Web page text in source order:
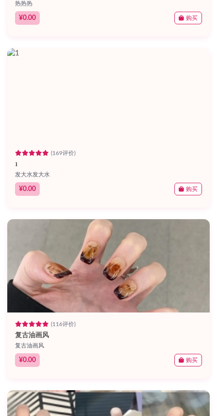
热热热
¥0.00 购买
(169评价)
1
发大水发大水
¥0.00 购买
(116评价)
复古油画风
复古油画风
¥0.00 购买